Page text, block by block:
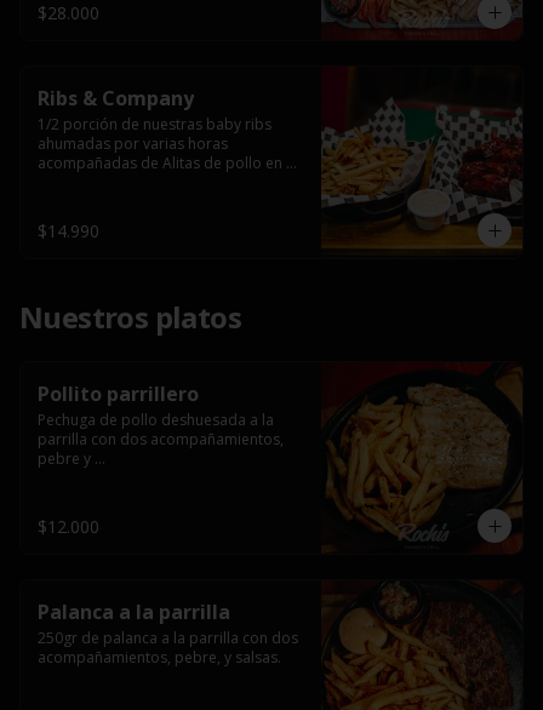
$28.000
Ribs & Company
1/2 porción de nuestras baby ribs
ahumadas por varias horas
acompañadas de Alitas de pollo en
$14.990
Nuestros platos
Pollito parrillero
Pechuga de pollo deshuesada a la
parrilla con dos acompañamientos,
pebre y
$12.000
Palanca a la parrilla
250gr de palanca a la parrilla con dos
acompañamientos, pebre, y salsas.